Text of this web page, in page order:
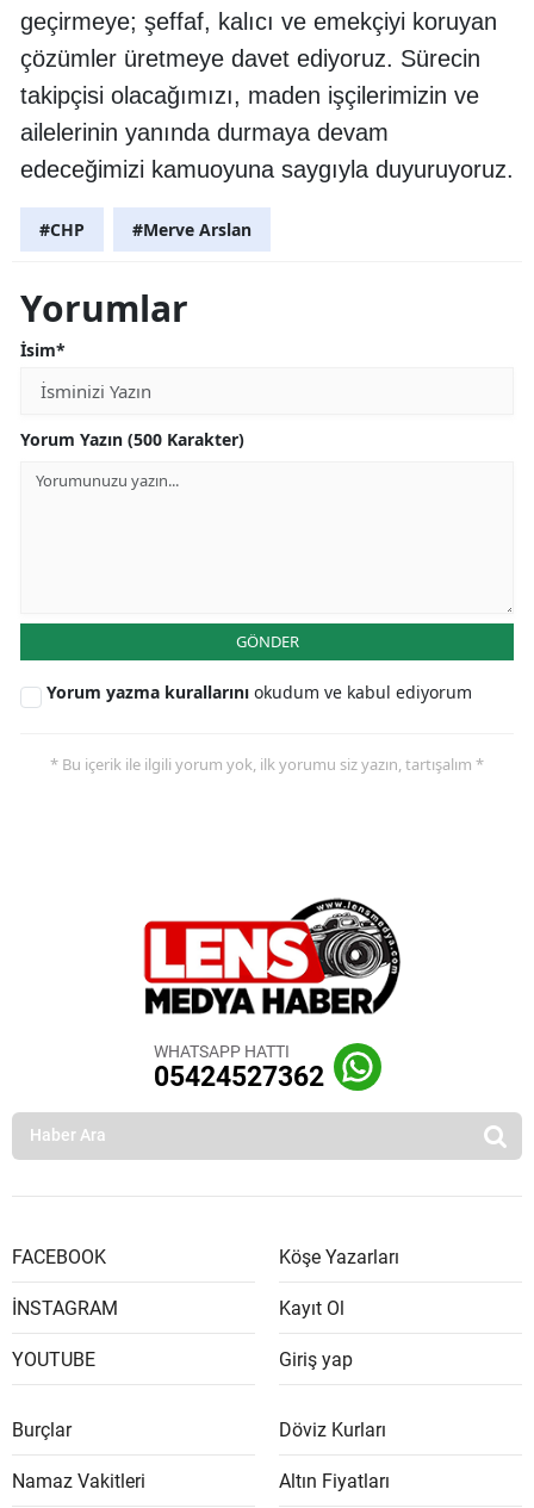
geçirmeye; şeffaf, kalıcı ve emekçiyi koruyan
çözümler üretmeye davet ediyoruz. Sürecin
takipçisi olacağımızı, maden işçilerimizin ve
ailelerinin yanında durmaya devam
edeceğimizi kamuoyuna saygıyla duyuruyoruz.
#CHP #Merve Arslan
Yorumlar
İsim*
Yorum Yazın (500 Karakter)
GÖNDER
Yorum yazma kurallarını okudum ve kabul ediyorum
* Bu içerik ile ilgili yorum yok, ilk yorumu siz yazın, tartışalım *
WHATSAPP HATTI
05424527362
FACEBOOK
İNSTAGRAM
YOUTUBE
Köşe Yazarları
Kayıt Ol
Giriş yap
Burçlar
Namaz Vakitleri
Döviz Kurları
Altın Fiyatları